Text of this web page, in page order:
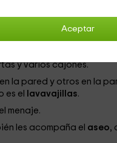
Aceptar
y con lector de mp3. A
y varios cajones.
la pared y otros en la
es el lavavajillas.
menaje.
les acompaña el aseo,